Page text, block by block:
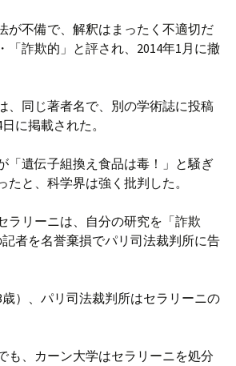
が不備で、解釈はまったく不適切だ
「詐欺的」と評され、2014年1月に撤
、同じ著者名で、別の学術誌に投稿
に掲載された。
「遺伝子組換え食品は毒！」と騒ぎ
たと、科学界は強く批判した。
ラリーニは、自分の研究を「詐欺
者を名誉棄損でパリ司法裁判所に告
歳）、パリ司法裁判所はセラリーニの
も、カーン大学はセラリーニを処分